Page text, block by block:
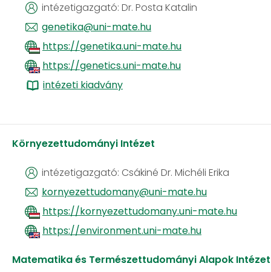
intézetigazgató: Dr. Posta Katalin
genetika@uni-mate.hu
https://genetika.uni-mate.hu
https://genetics.uni-mate.hu
intézeti kiadvány
Környezettudományi Intézet
intézetigazgató: Csákiné Dr. Michéli Erika
kornyezettudomany@uni-mate.hu
https://kornyezettudomany.uni-mate.hu
https://environment.uni-mate.hu
Matematika és Természettudományi Alapok Intézet